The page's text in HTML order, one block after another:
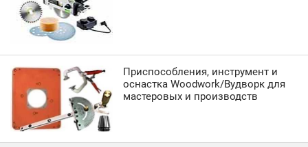
Приспособления, инструмент и
оснастка Woodwork/Вудворк для
мастеровых и производств